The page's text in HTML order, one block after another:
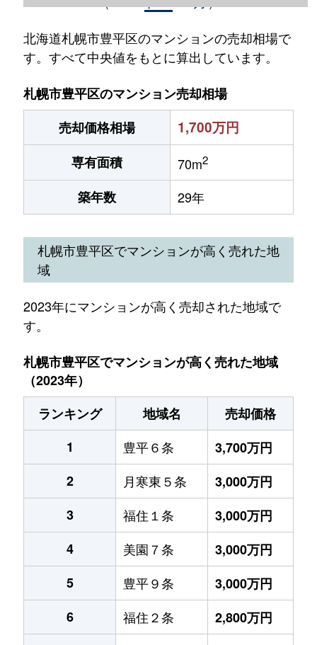
北海道札幌市豊平区のマンションの売却相場で
す。すべて中央値をもとに算出しています。
札幌市豊平区のマンション売却相場
売却価格相場
1,700万円
専有面積 70m2
築年数 29年
札幌市豊平区でマンションが高く売れた地
域
2023年にマンションが高く売却された地域で
す。
札幌市豊平区でマンションが高く売れた地域
（2023年）
ランキング
地域名
売却価格
1
豊平６条
3,700万円
2
月寒東５条
3,000万円
3
福住１条
3,000万円
4
美園７条
3,000万円
5
豊平９条
3,000万円
6
福住２条
2,800万円